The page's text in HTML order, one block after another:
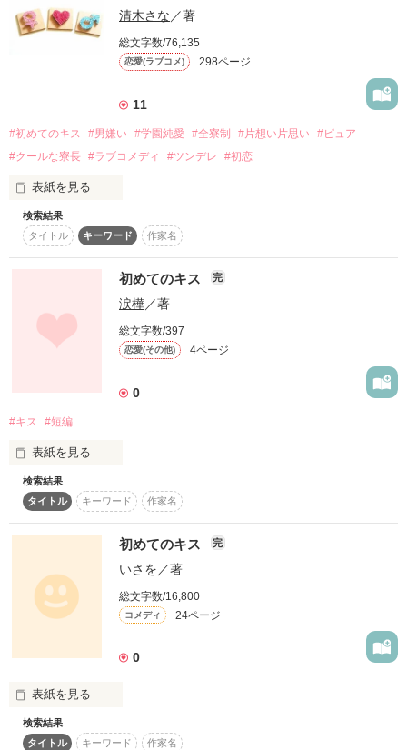
そんな素直になれない2人にやってくる
甘くてちょっぴり切ない特別な日。
恋愛の神様は微笑んでくれるーーー？
✼••┈┈••✼••┈┈••✼••┈┈••✼••┈┈••✼
バレンタインの短編小説です！
ラブチョコ★フェスタ
参加作品です！
素直になれない2人のじれったい甘々な
作品を読む
やわらかく微笑むきみと
作品を読む
清木さな ／著
総文字数/76,135
恋愛(ラブコメ) 298ページ
11
#初めてのキス #男嫌い #学園純愛 #全寮制 #片想い片思い #ピュア
#クールな寮長 #ラブコメディ #ツンデレ #初恋
表紙を見る
「男に勝てると思ってんの？」
クールな男子寮長
「絶対、男になんか負けないんだから！」
男嫌いの女子寮長
牧村美月
「強がってる子、いじめたくなっちゃうんだよね」
本性は女好き、なんちゃって優等生
ついに、男女寮戦争始まる！？
検索結果
タイトル
キーワード 作家名
初めてのキス 完
涙樺／著
総文字数/397
恋愛(その他) 4ページ
0
#キス #短編
表紙を見る
初めてのキス…
あの純情だったころを
思いだしてみた。
作品を読む
検索結果
タイトル
キーワード 作家名
初めてのキス 完
いさを ／著
総文字数/16,800
コメディ 24ページ
0
表紙を見る
いつもあなたを待ってるよ。
検索結果
タイトル
キーワード 作家名